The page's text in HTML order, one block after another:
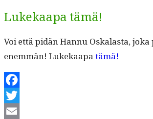
Lukekaapa tämä!
Voi että pidän Han­nu Oskalas­ta,
enem­män! Lukekaa­pa tämä!
Facebook
Twitter